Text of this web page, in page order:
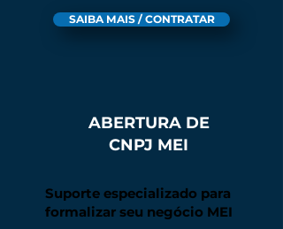
SAIBA MAIS / CONTRATAR
ABERTURA DE
CNPJ MEI
Suporte especializado para
formalizar seu negócio MEI